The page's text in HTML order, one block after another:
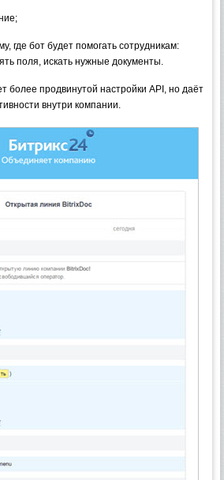
где бот будет помогать сотрудникам:
поля, искать нужные документы.
более продвинутой настройки API, но даёт
внутри компании.